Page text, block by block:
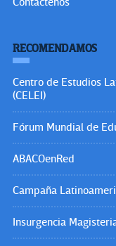
RECOMENDAMOS
Centro de Estudios
(CELEI)
Fórum Mundial de
ABACOenRed
Campaña
Insurgencia